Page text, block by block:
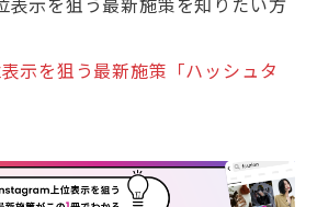
示を狙う最新施策「ハッシュタ